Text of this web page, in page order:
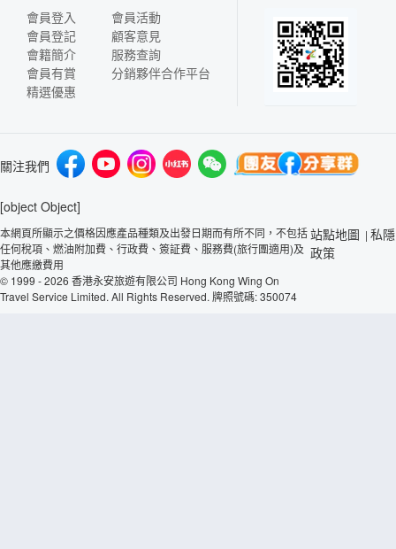
會員登入
會員登記
會籍簡介
會員有賞
精選優惠
會員活動
顧客意見
服務查詢
分銷夥伴合作平台
關注我們
[object Object]
本網頁所顯示之價格因應產品種類及出發日期而有所不同，不包括
任何稅項、燃油附加費、行政費、簽証費、服務費(旅行團適用)及
其他應繳費用
© 1999 - 2026 香港永安旅遊有限公司 Hong Kong Wing On
Travel Service Limited. All Rights Reserved. 牌照號碼: 350074
站點地圖 | 私隱
政策